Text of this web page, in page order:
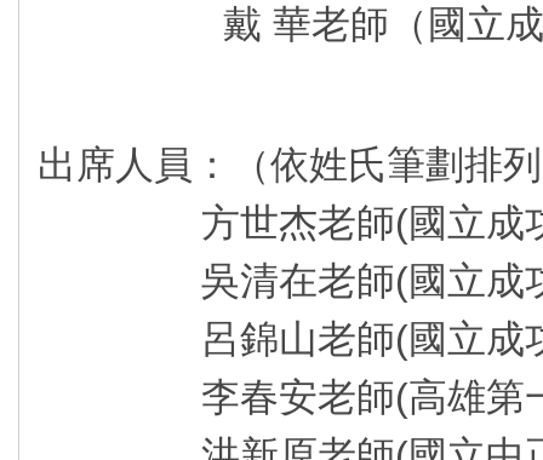
戴 華老師（國立成功
出席人員：（依姓氏筆劃排
方世杰老師(國立成功
吳清在老師(國立成功
呂錦山老師(國立成功
李春安老師(高雄第一